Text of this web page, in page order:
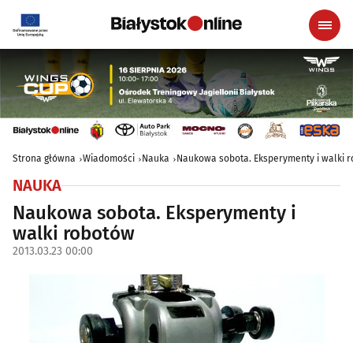
Strona główna Wiadomości Nauka Naukowa sobota. Eksperymenty i walki
NAUKA
Naukowa sobota. Eksperymenty i
walki robotów
2013.03.23 00:00